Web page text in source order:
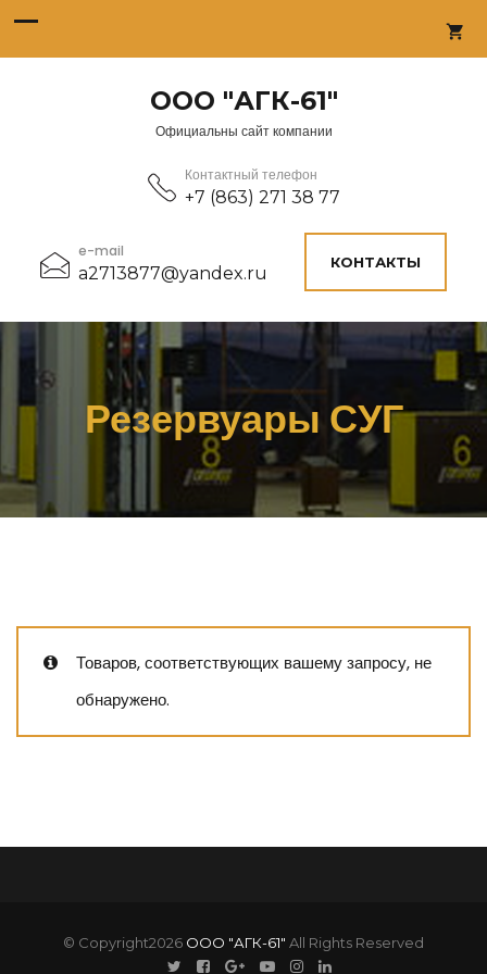
ООО "АГК-61"
Официальны сайт компании
Контактный телефон
+7 (863) 271 38 77
e-mail
a2713877@yandex.ru
КОНТАКТЫ
Резервуары СУГ
Товаров, соответствующих вашему запросу, не
обнаружено.
© Copyright2026 ООО "АГК-61" All Rights Reserved